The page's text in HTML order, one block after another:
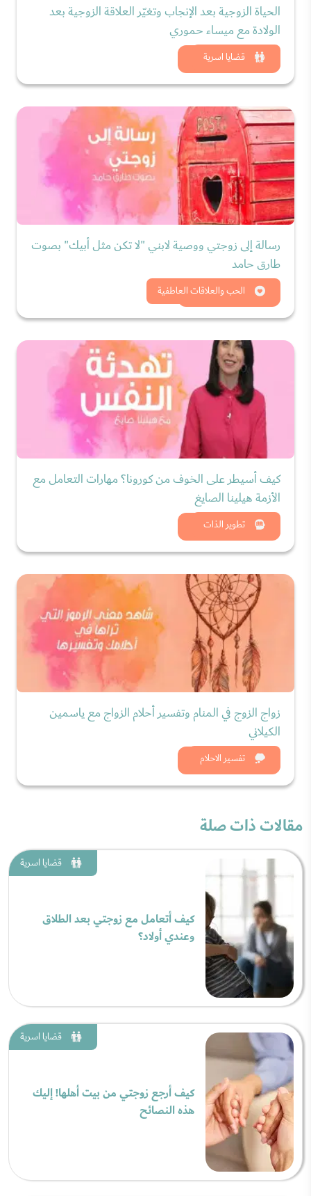
قضايا اسرية
الحياة الزوجية بعد الإنجاب وتغيّر العلاقة الزوجية بعد
الولادة مع ميساء حموري
شاهد الان
الحب والعلاقات العاطفية
رسالة إلى زوجتي ووصية لابني "لا تكن مثل أبيك" بصوت
طارق حامد
شاهد الان
تطوير الذات
كيف أسيطر على الخوف من كورونا؟ مهارات التعامل مع
الأزمة هيلينا الصايغ
شاهد الان
تفسير الاحلام
زواج الزوج في المنام وتفسير أحلام الزواج مع ياسمين
الكيلاني
شاهد الان
مقالات ذات صلة
قضايا اسرية
كيف أتعامل مع زوجتي بعد الطلاق
وعندي أولاد؟
قضايا اسرية
كيف أرجع زوجتي من بيت أهلها! إليك
هذه النصائح